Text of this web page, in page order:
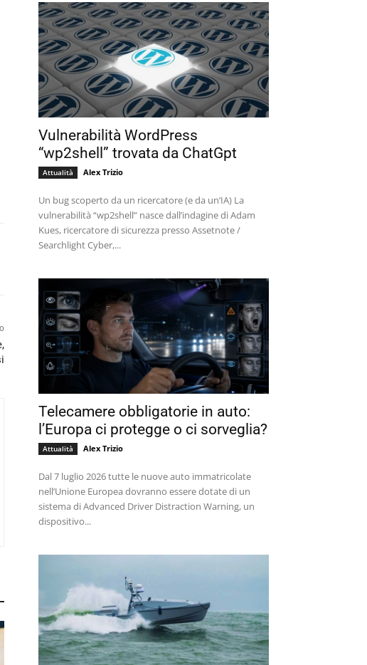
Vulnerabilità WordPress
“wp2shell” trovata da ChatGpt
Attualità Alex Trizio
Un bug scoperto da un ricercatore (e da un’IA) La
vulnerabilità “wp2shell” nasce dall’indagine di Adam
Kues, ricercatore di sicurezza presso Assetnote /
Searchlight Cyber,...
Telecamere obbligatorie in auto:
l’Europa ci protegge o ci sorveglia?
Attualità Alex Trizio
Dal 7 luglio 2026 tutte le nuove auto immatricolate
nell’Unione Europea dovranno essere dotate di un
sistema di Advanced Driver Distraction Warning, un
dispositivo...